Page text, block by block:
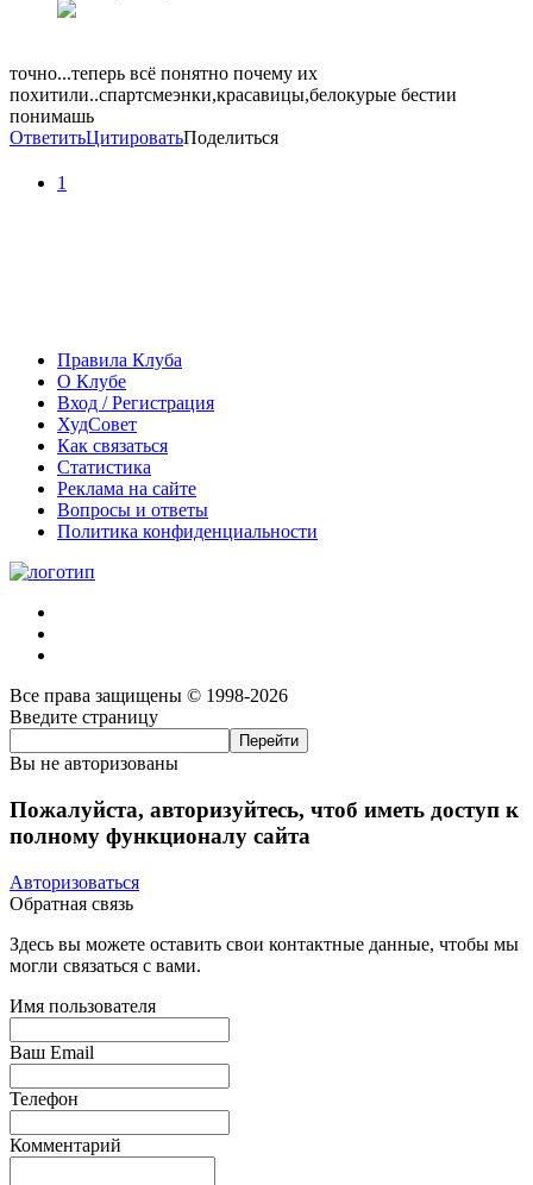
точно...теперь всё понятно почему их
похитили..спартсмеэнки,красавицы,белокурые бестии
понимашь
ОтветитьЦитироватьПоделиться
1
Правила Клуба
О Клубе
Вход / Регистрация
ХудСовет
Как связаться
Статистика
Реклама на сайте
Вопросы и ответы
Политика конфиденциальности
Все права защищены © 1998-2026
Введите страницу
Вы не авторизованы
Пожалуйста, авторизуйтесь, чтоб иметь доступ к
полному функционалу сайта
Авторизоваться
Обратная связь
Здесь вы можете оставить свои контактные данные, чтобы мы
могли связаться с вами.
Имя пользователя
Ваш Email
Телефон
Комментарий